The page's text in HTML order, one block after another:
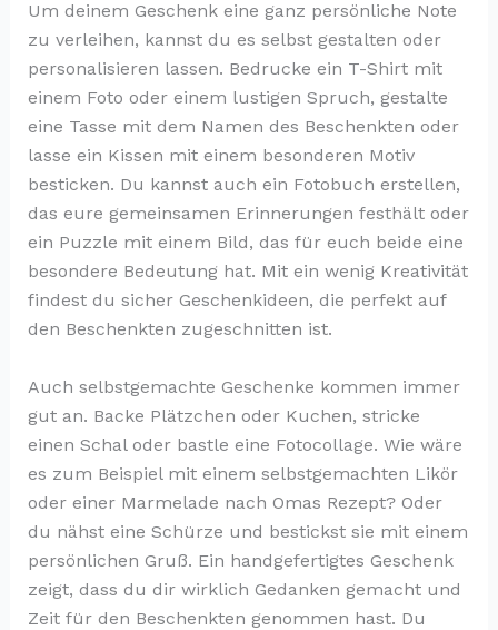
Um deinem Geschenk eine ganz persönliche Note
zu verleihen, kannst du es selbst gestalten oder
personalisieren lassen. Bedrucke ein T-Shirt mit
einem Foto oder einem lustigen Spruch, gestalte
eine Tasse mit dem Namen des Beschenkten oder
lasse ein Kissen mit einem besonderen Motiv
besticken. Du kannst auch ein Fotobuch erstellen,
das eure gemeinsamen Erinnerungen festhält oder
ein Puzzle mit einem Bild, das für euch beide eine
besondere Bedeutung hat. Mit ein wenig Kreativität
findest du sicher Geschenkideen, die perfekt auf
den Beschenkten zugeschnitten ist.
Auch selbstgemachte Geschenke kommen immer
gut an. Backe Plätzchen oder Kuchen, stricke
einen Schal oder bastle eine Fotocollage. Wie wäre
es zum Beispiel mit einem selbstgemachten Likör
oder einer Marmelade nach Omas Rezept? Oder
du nähst eine Schürze und bestickst sie mit einem
persönlichen Gruß. Ein handgefertigtes Geschenk
zeigt, dass du dir wirklich Gedanken gemacht und
Zeit für den Beschenkten genommen hast. Du